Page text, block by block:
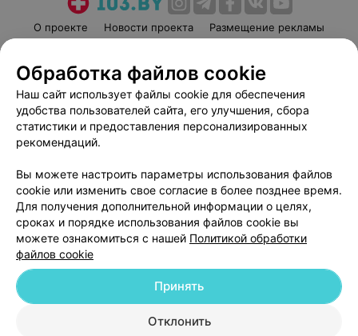
О проекте Новости проекта
Размещение рекламы
Пользовательское соглашение
Способы оплаты
Вакансии
Партнеры
Написать руководителю 103.by
Обработка персональных данных
© 2026 ООО «Артокс Лаб», УНП 191700409
| 220012, Республика Беларусь,
Обработка файлов cookie
Наш сайт использует файлы cookie для обеспечения
удобства пользователей сайта, его улучшения, сбора
статистики и предоставления персонализированных
рекомендаций.
Вы можете настроить параметры использования файлов
cookie или изменить свое согласие в более позднее время.
Для получения дополнительной информации о целях,
сроках и порядке использования файлов cookie вы
можете ознакомиться с нашей Политикой обработки
файлов cookie
Отклонить
Принять